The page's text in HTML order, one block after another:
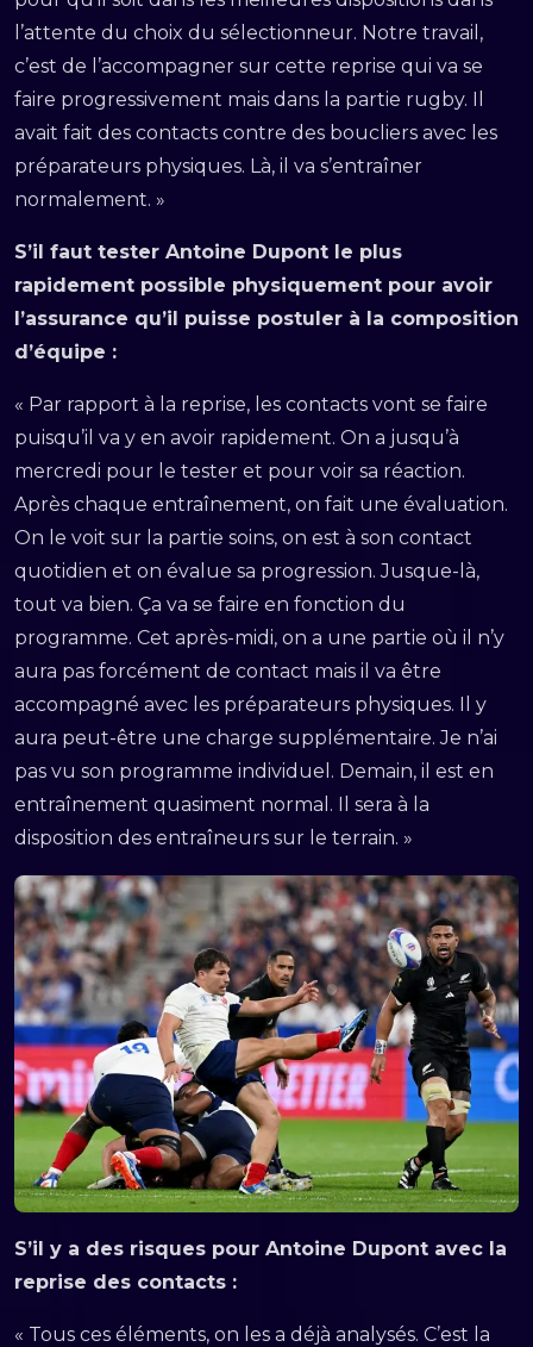
l’attente du choix du sélectionneur. Notre travail,
c’est de l’accompagner sur cette reprise qui va se
faire progressivement mais dans la partie rugby. Il
avait fait des contacts contre des boucliers avec les
préparateurs physiques. Là, il va s’entraîner
normalement. »
S’il faut tester Antoine Dupont le plus
rapidement possible physiquement pour avoir
l’assurance qu’il puisse postuler à la composition
d’équipe :
« Par rapport à la reprise, les contacts vont se faire
puisqu’il va y en avoir rapidement. On a jusqu’à
mercredi pour le tester et pour voir sa réaction.
Après chaque entraînement, on fait une évaluation.
On le voit sur la partie soins, on est à son contact
quotidien et on évalue sa progression. Jusque-là,
tout va bien. Ça va se faire en fonction du
programme. Cet après-midi, on a une partie où il n’y
aura pas forcément de contact mais il va être
accompagné avec les préparateurs physiques. Il y
aura peut-être une charge supplémentaire. Je n’ai
pas vu son programme individuel. Demain, il est en
entraînement quasiment normal. Il sera à la
disposition des entraîneurs sur le terrain. »
S’il y a des risques pour Antoine Dupont avec la
reprise des contacts :
« Tous ces éléments, on les a déjà analysés. C’est la